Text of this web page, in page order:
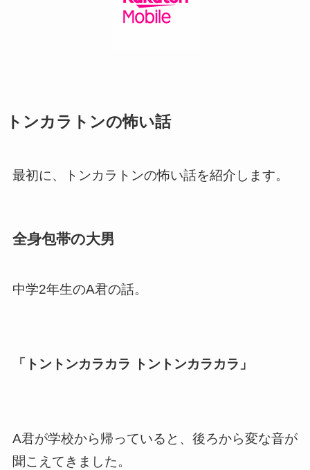
トンカラトンの怖い話
最初に、トンカラトンの怖い話を紹介します。
全身包帯の大男
中学2年生のA君の話。
「トントンカラカラ トントンカラカラ」
A君が学校から帰っていると、後ろから変な音が
聞こえてきました。